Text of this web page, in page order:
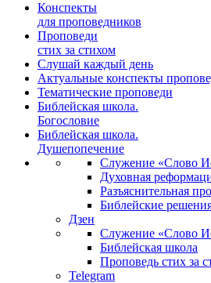
Конспекты
для проповедников
Проповеди
стих за стихом
Слушай каждый день
Актуальные конспекты
Тематические проповеди
Библейская школа.
Богословие
Библейская школа.
Душепопечение
Служение «Слово
Духовная
Разъяснительная
Библейские
Дзен
Служение «Слово
Библейская школа
Проповедь стих за
Telegram